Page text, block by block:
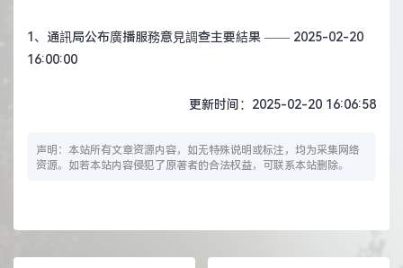
1、 通訊局公布廣播服務意見調查主要結果 —— 2025-02-20
16:00:00
更新时间：2025-02-20 16:06:58
声明：本站所有文章资源内容，如无特殊说明或标注，均为采集网络
资源。如若本站内容侵犯了原著者的合法权益，可联系本站删除。